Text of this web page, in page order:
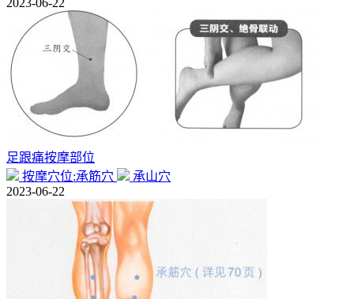
2023-06-22
足跟痛按摩部位
按摩穴位:承筋穴
承山穴
2023-06-22